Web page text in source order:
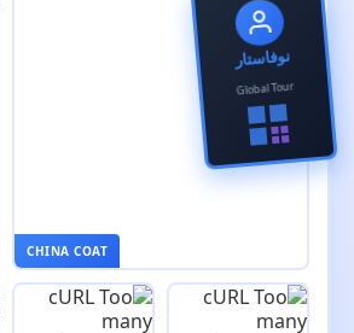
نوفاستار
Global Tour
CHINA COAT